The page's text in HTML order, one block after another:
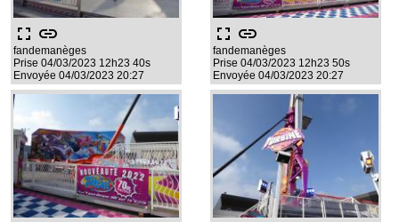
fullscreen link
fandemanèges
Prise 04/03/2023 12h23 40s
Envoyée 04/03/2023 20:27
fullscreen link
fandemanèges
Prise 04/03/2023 12h23 50s
Envoyée 04/03/2023 20:27